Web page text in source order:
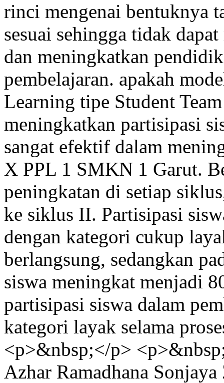
rinci mengenai bentuknya
sesuai sehingga tidak
dan meningkatkan
pembelajaran. apakah
Learning tipe Student
meningkatkan partisipasi
sangat efektif dalam
X PPL 1 SMKN 1 Garut.
peningkatan di setiap
ke siklus II. Partisipasi
dengan kategori cukup
berlangsung, sedangkan
siswa meningkat menjadi
partisipasi siswa dalam
kategori layak selama
<p>&nbsp;</p>
Azhar Ramadhana Sonjaya